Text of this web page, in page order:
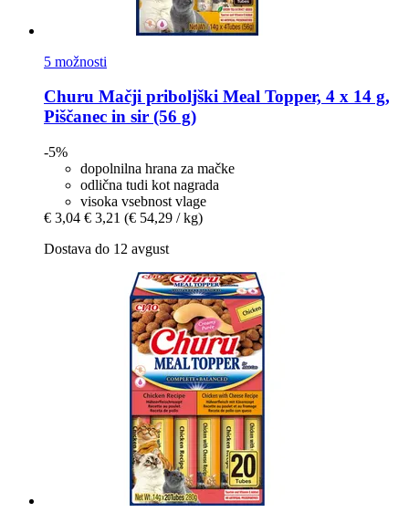
5 možnosti
Churu Mačji priboljški Meal Topper, 4 x 14 g,
Piščanec in sir (56 g)
-5%
dopolnilna hrana za mačke
odlična tudi kot nagrada
visoka vsebnost vlage
€ 3,04 € 3,21 (€ 54,29 / kg)
Dostava do 12 avgust